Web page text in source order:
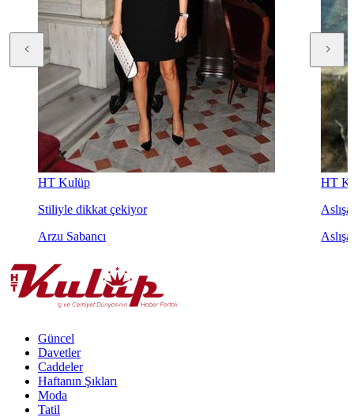
HT Kulüp
Stiliyle dikkat çekiyor
Arzu Sabancı
HT
Güncel
Davetler
Caddeler
Haftanın Şıkları
Moda
Tatil